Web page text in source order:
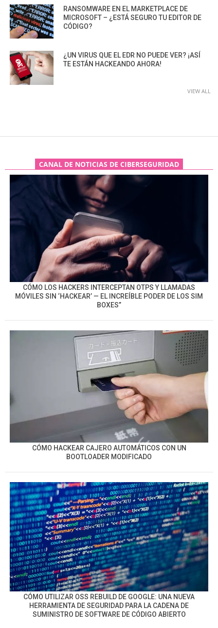
RANSOMWARE EN EL MARKETPLACE DE
MICROSOFT – ¿ESTÁ SEGURO TU EDITOR DE
CÓDIGO?
¿UN VIRUS QUE EL EDR NO PUEDE VER? ¡ASÍ
TE ESTÁN HACKEANDO AHORA!
VIEW ALL
CANAL DE NOTICIAS DE CIBERSEGURIDAD
CÓMO LOS HACKERS INTERCEPTAN OTPS Y LLAMADAS
MÓVILES SIN ‘HACKEAR’ — EL INCREÍBLE PODER DE LOS SIM
BOXES”
CÓMO HACKEAR CAJERO AUTOMÁTICOS CON UN
BOOTLOADER MODIFICADO
CÓMO UTILIZAR OSS REBUILD DE GOOGLE: UNA NUEVA
HERRAMIENTA DE SEGURIDAD PARA LA CADENA DE
SUMINISTRO DE SOFTWARE DE CÓDIGO ABIERTO